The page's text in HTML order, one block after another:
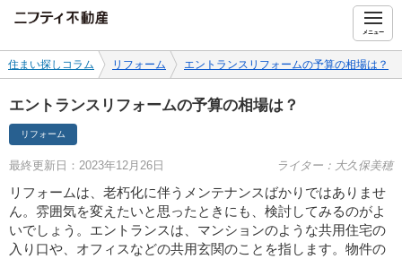
メニュー
住まい探しコラム リフォーム エントランスリフォームの予算の相場は？
エントランスリフォームの予算の相場は？
リフォーム
最終更新日：2023年12月26日 ライター：大久保美穂
リフォームは、老朽化に伴うメンテナンスばかりではありませ
ん。雰囲気を変えたいと思ったときにも、検討してみるのがよ
いでしょう。エントランスは、マンションのような共用住宅の
入り口や、オフィスなどの共用玄関のことを指します。物件の